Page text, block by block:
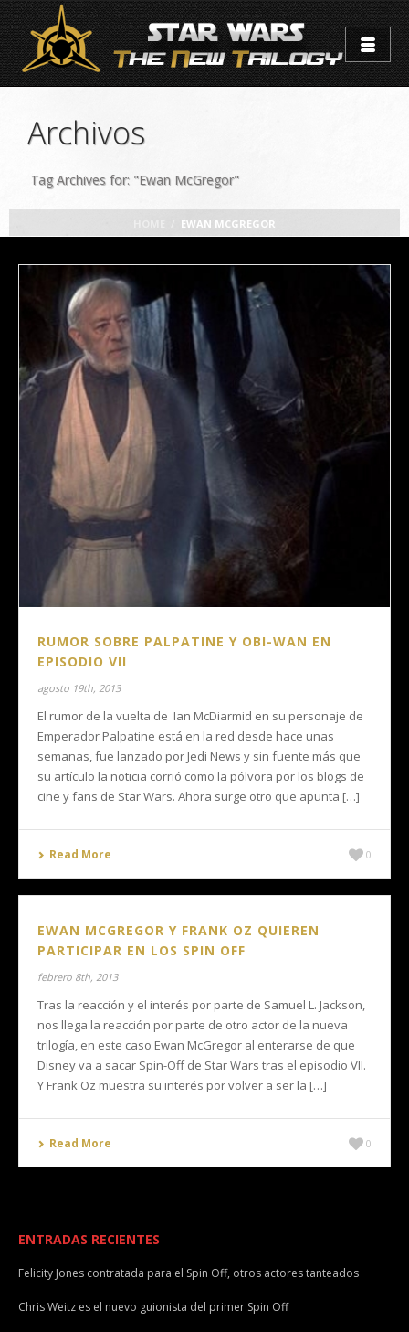
Archivos
Tag Archives for: "Ewan McGregor"
EWAN MCGREGOR
RUMOR SOBRE PALPATINE Y OBI-WAN EN
EPISODIO VII
agosto 19th, 2013
El rumor de la vuelta de Ian McDiarmid en su personaje de
Emperador Palpatine está en la red desde hace unas
semanas, fue lanzado por Jedi News y sin fuente más que
su artículo la noticia corrió como la pólvora por los blogs de
cine y fans de Star Wars. Ahora surge otro que apunta […]
Read More 0
EWAN MCGREGOR Y FRANK OZ QUIEREN
PARTICIPAR EN LOS SPIN OFF
febrero 8th, 2013
Tras la reacción y el interés por parte de Samuel L. Jackson,
nos llega la reacción por parte de otro actor de la nueva
trilogía, en este caso Ewan McGregor al enterarse de que
Disney va a sacar Spin-Off de Star Wars tras el episodio VII.
Y Frank Oz muestra su interés por volver a ser la […]
Read More 0
ENTRADAS RECIENTES
Felicity Jones contratada para el Spin Off, otros actores tanteados
Chris Weitz es el nuevo guionista del primer Spin Off